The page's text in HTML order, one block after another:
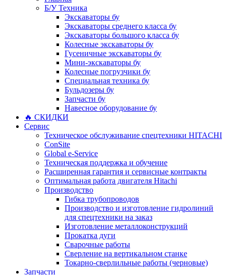
Б/У Техника
Экскаваторы бу
Экскаваторы среднего класса бу
Экскаваторы большого класса бу
Колесные экскаваторы бу
Гусеничные экскаваторы бу
Мини-экскаваторы бу
Колесные погрузчики бу
Специальная техника бу
Бульдозеры бу
Запчасти бу
Навесное оборудование бу
🔥 СКИДКИ
Сервис
Техническое обслуживание спецтехники HITACHI
ConSite
Global e-Service
Техническая поддержка и обучение
Расширенная гарантия и сервисные контракты
Оптимальная работа двигателя Hitachi
Производство
Гибка трубопроводов
Производство и изготовление гидролиний
для спецтехники на заказ
Изготовление металлоконструкций
Прокатка дуги
Сварочные работы
Сверление на вертикальном станке
Токарно-сверлильные работы (черновые)
Запчасти